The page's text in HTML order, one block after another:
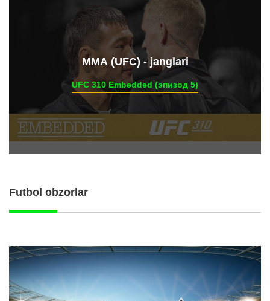
ММА (UFC) - janglari
UFC 310 Embedded (эпизод 5)
Futbol obzorlar